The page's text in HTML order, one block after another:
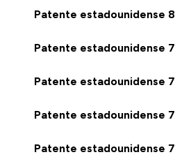
Patente estadounidense
Patente estadounidense
Patente estadounidense
Patente estadounidense
Patente estadounidense